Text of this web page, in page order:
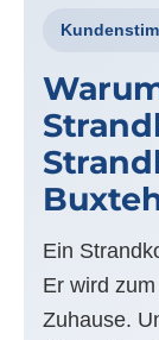
Ein
Er wird
Zuhause.